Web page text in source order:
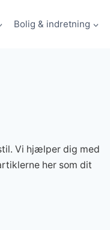
Bolig & indretning
Vi hjælper dig med
her som dit